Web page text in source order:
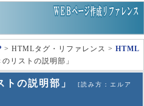
> HTMLタグ・リファレンス > HTML
リストの説明部」
の説明部」
[読み方：エルア